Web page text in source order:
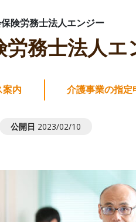
険労務士法人エンジー
労務士法人エ
案内 介護事業の指定
7V6A9266
7V6A9266
公開日 2023/02/10